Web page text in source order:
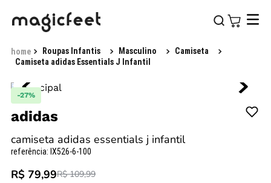
Roupas Infantis Masculino
Camiseta
Camiseta adidas Essentials J Infantil
-27%
adidas
camiseta adidas essentials j infantil
referência: IX526-6-100
R$ 79,99R$ 109,99